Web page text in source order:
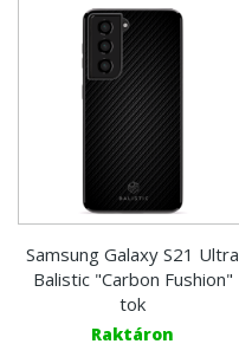
Samsung Galaxy S21 Ultra
Balistic "Carbon Fushion"
tok
Raktáron